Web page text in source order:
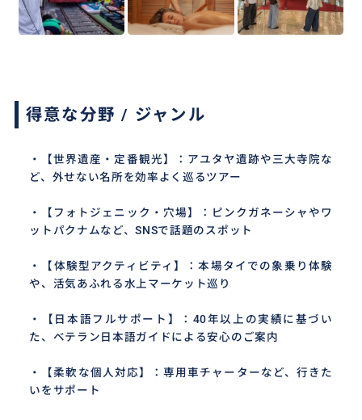
得意な分野 / ジャンル
・【世界遺産・定番観光】：アユタヤ遺跡や三大寺院な
ど、外せない名所を効率よく巡るツアー
・【フォトジェニック・穴場】：ピンクガネーシャやワ
ットパクナムなど、SNSで話題のスポット
・【体験型アクティビティ】：本場タイでの象乗り体験
や、活気あふれる水上マーケット巡り
・【日本語フルサポート】：40年以上の実績に基づい
た、ベテラン日本語ガイドによる安心のご案内
・【柔軟な個人対応】：専用車チャーターなど、行きた
いをサポート